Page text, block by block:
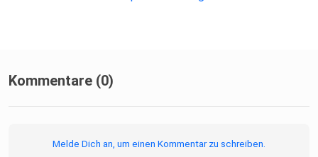
Kommentare (0)
Melde Dich an, um einen Kommentar zu schreiben.